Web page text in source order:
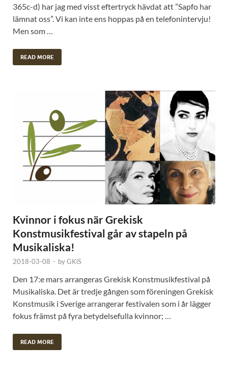
365c-d) har jag med visst eftertryck hävdat att ”Sapfo har
lämnat oss”. Vi kan inte ens hoppas på en telefonintervju!
Men som …
READ MORE
Kvinnor i fokus när Grekisk
Konstmusikfestival går av stapeln på
Musikaliska!
2018-03-08 - byGKiS
Den 17:e mars arrangeras Grekisk Konstmusikfestival på
Musikaliska. Det är tredje gången som föreningen Grekisk
Konstmusik i Sverige arrangerar festivalen som i år lägger
fokus främst på fyra betydelsefulla kvinnor; …
READ MORE